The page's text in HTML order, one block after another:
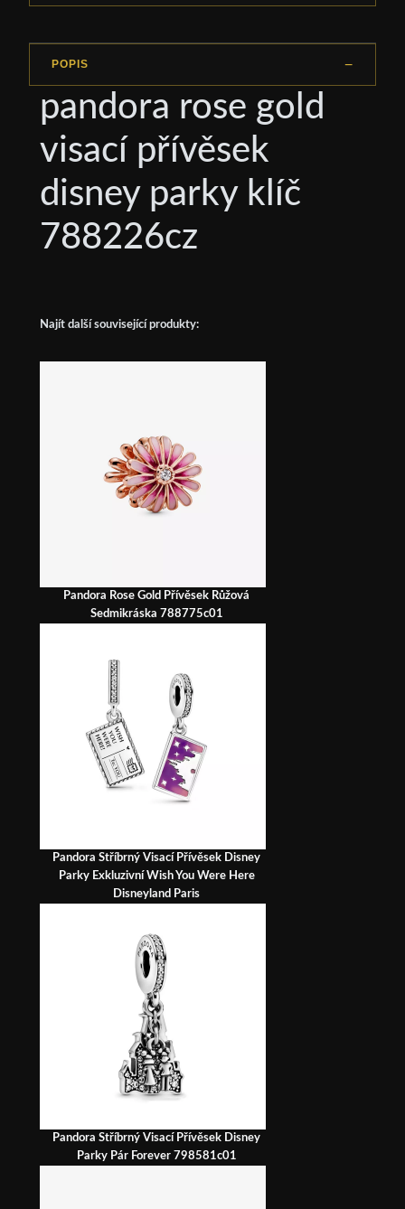
POPIS
pandora rose gold
visací přívěsek
disney parky klíč
788226cz
Najít další související produkty:
Pandora Rose Gold Přívěsek Růžová
Sedmikráska 788775c01
Pandora Stříbrný Visací Přívěsek Disney
Parky Exkluzivní Wish You Were Here
Disneyland Paris
Pandora Stříbrný Visací Přívěsek Disney
Parky Pár Forever 798581c01